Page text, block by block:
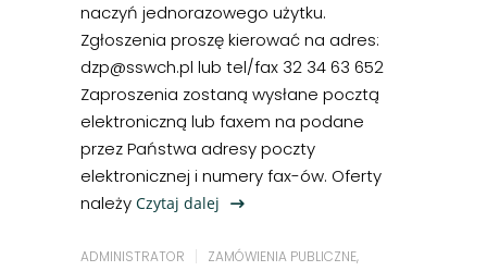
naczyń jednorazowego użytku.
Zgłoszenia proszę kierować na adres:
dzp@sswch.pl lub tel/fax 32 34 63 652
Zaproszenia zostaną wysłane pocztą
elektroniczną lub faxem na podane
przez Państwa adresy poczty
elektronicznej i numery fax-ów. Oferty
należy Czytaj dalej
ADMINISTRATOR ZAMÓWIENIA PUBLICZNE,